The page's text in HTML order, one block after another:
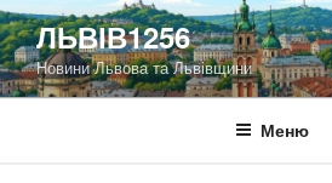
Перейти
до
вмісту
ЛЬВІВ1256
Новини Львова та Львівщини
Меню